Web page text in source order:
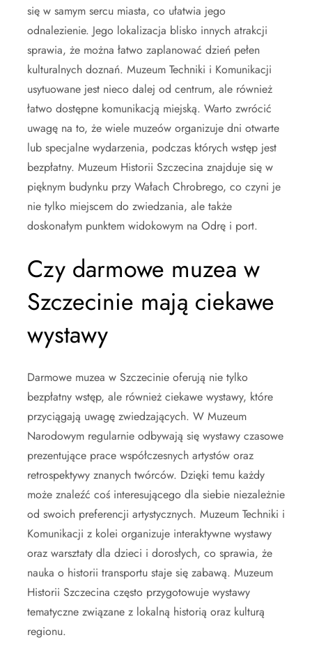
się w samym sercu miasta, co ułatwia jego
odnalezienie. Jego lokalizacja blisko innych atrakcji
sprawia, że można łatwo zaplanować dzień pełen
kulturalnych doznań. Muzeum Techniki i Komunikacji
usytuowane jest nieco dalej od centrum, ale również
łatwo dostępne komunikacją miejską. Warto zwrócić
uwagę na to, że wiele muzeów organizuje dni otwarte
lub specjalne wydarzenia, podczas których wstęp jest
bezpłatny. Muzeum Historii Szczecina znajduje się w
pięknym budynku przy Wałach Chrobrego, co czyni je
nie tylko miejscem do zwiedzania, ale także
doskonałym punktem widokowym na Odrę i port.
Czy darmowe muzea w
Szczecinie mają ciekawe
wystawy
Darmowe muzea w Szczecinie oferują nie tylko
bezpłatny wstęp, ale również ciekawe wystawy, które
przyciągają uwagę zwiedzających. W Muzeum
Narodowym regularnie odbywają się wystawy czasowe
prezentujące prace współczesnych artystów oraz
retrospektywy znanych twórców. Dzięki temu każdy
może znaleźć coś interesującego dla siebie niezależnie
od swoich preferencji artystycznych. Muzeum Techniki i
Komunikacji z kolei organizuje interaktywne wystawy
oraz warsztaty dla dzieci i dorosłych, co sprawia, że
nauka o historii transportu staje się zabawą. Muzeum
Historii Szczecina często przygotowuje wystawy
tematyczne związane z lokalną historią oraz kulturą
regionu.